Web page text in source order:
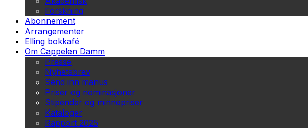
Forskning
Abonnement
Arrangementer
Elling bokkafé
Om Cappelen Damm
Presse
Nyhetsbrev
Send inn manus
Priser og nominasjoner
Stipender og minnepriser
Kataloger
Rapport 2025